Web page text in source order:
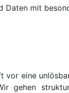
Daten mit
vor eine
gehen